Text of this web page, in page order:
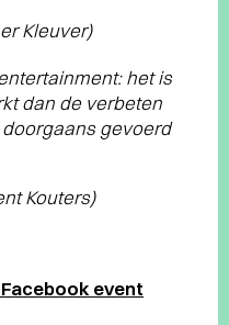
Kleuver)
het is
dan de verbeten
gevoerd
Kouters)
event